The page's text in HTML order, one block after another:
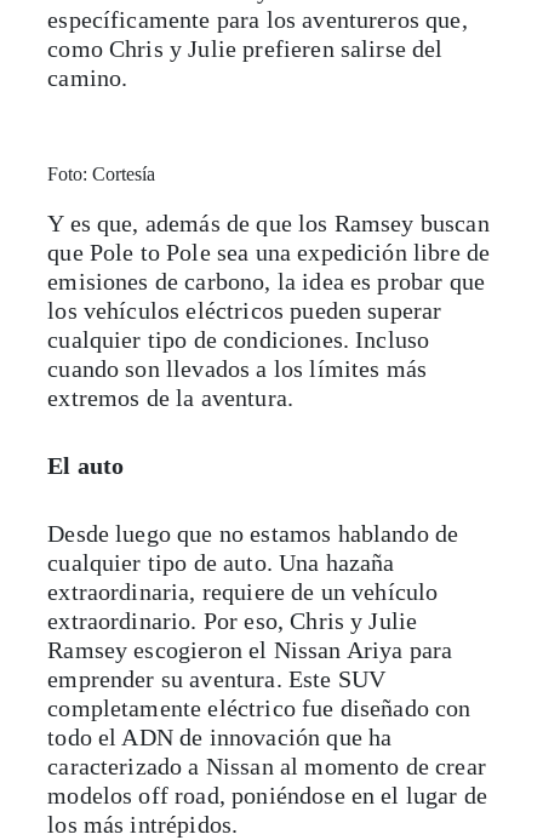
específicamente para los aventureros que,
como Chris y Julie prefieren salirse del
camino.
Foto: Cortesía
Y es que, además de que los Ramsey buscan
que Pole to Pole sea una expedición libre de
emisiones de carbono, la idea es probar que
los vehículos eléctricos pueden superar
cualquier tipo de condiciones. Incluso
cuando son llevados a los límites más
extremos de la aventura.
El auto
Desde luego que no estamos hablando de
cualquier tipo de auto. Una hazaña
extraordinaria, requiere de un vehículo
extraordinario. Por eso, Chris y Julie
Ramsey escogieron el Nissan Ariya para
emprender su aventura. Este SUV
completamente eléctrico fue diseñado con
todo el ADN de innovación que ha
caracterizado a Nissan al momento de crear
modelos off road, poniéndose en el lugar de
los más intrépidos.